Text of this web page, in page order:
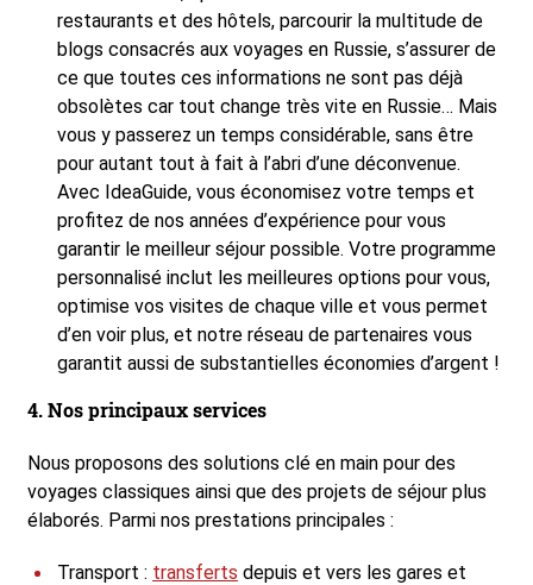
restaurants et des hôtels, parcourir la multitude de
blogs consacrés aux voyages en Russie, s’assurer de
ce que toutes ces informations ne sont pas déjà
obsolètes car tout change très vite en Russie… Mais
vous y passerez un temps considérable, sans être
pour autant tout à fait à l’abri d’une déconvenue.
Avec IdeaGuide, vous économisez votre temps et
profitez de nos années d’expérience pour vous
garantir le meilleur séjour possible. Votre programme
personnalisé inclut les meilleures options pour vous,
optimise vos visites de chaque ville et vous permet
d’en voir plus, et notre réseau de partenaires vous
garantit aussi de substantielles économies d’argent !
4. Nos principaux services
Nous proposons des solutions clé en main pour des
voyages classiques ainsi que des projets de séjour plus
élaborés. Parmi nos prestations principales :
Transport : transferts depuis et vers les gares et